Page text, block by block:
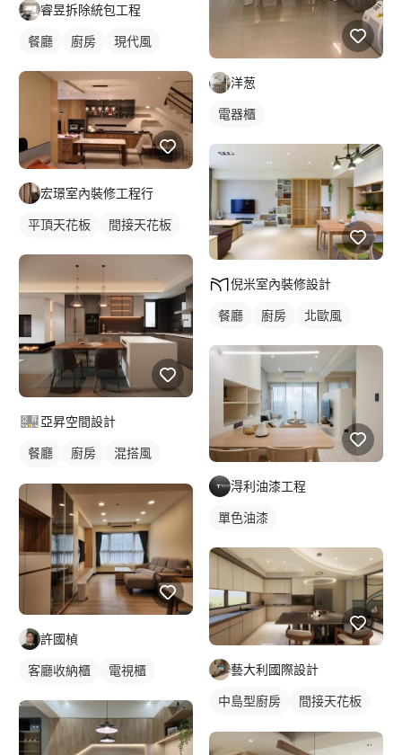
睿昱拆除統包工程
餐廳 廚房 現代風
宏璟室內裝修工程行
平頂天花板 間接天花板
亞昇空間設計
餐廳 廚房
混搭風
許國楨
客廳收納櫃 電視櫃
洋葱
電器櫃
倪米室內裝修設計
餐廳 廚房 北歐風
淂利油漆工程
單色油漆
藝大利國際設計
中島型廚房
間接天花板